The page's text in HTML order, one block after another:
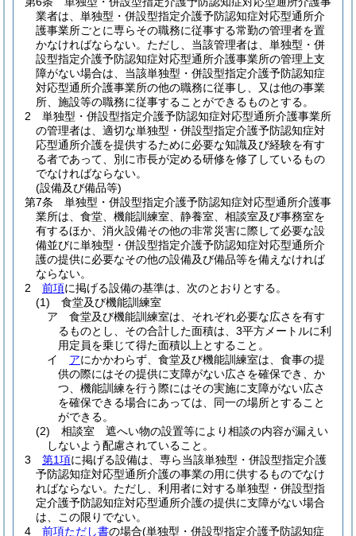
業者は、単独型・併設型指定介護予防認知症対応型通所介
護事業所ごとに専らその職務に従事する常勤の管理者を置
かなければならない。 ただし、当該管理者は、単独型・併
設型指定介護予防認知症対応型通所介護事業所の管理上支
障がない場合は、当該単独型・併設型指定介護予防認知症
対応型通所介護事業所の他の職務に従事し、又は他の事業
所、施設等の職務に従事することができるものとする。
2
単独型・併設型指定介護予防認知症対応型通所介護事業所
の管理者は、適切な単独型・併設型指定介護予防認知症対
応型通所介護を提供するために必要な知識及び経験を有す
る者であって、別に市長が定める研修を修了しているもの
でなければならない。
(設備及び備品等)
第7条
単独型・併設型指定介護予防認知症対応型通所介護事
業所は、食堂、機能訓練室、静養室、相談室及び事務室を
有するほか、消火設備その他の非常災害に際して必要な設
備並びに単独型・併設型指定介護予防認知症対応型通所介
護の提供に必要なその他の設備及び備品等を備えなければ
ならない。
2
前項に掲げる設備の基準は、次のとおりとする。
(1)
食堂及び機能訓練室
ア
食堂及び機能訓練室は、それぞれ必要な広さを有す
るものとし、その合計した面積は、3平方メートルに利
用定員を乗じて得た面積以上とすること。
イ
アにかかわらず、食堂及び機能訓練室は、食事の提
供の際にはその提供に支障がない広さを確保でき、か
つ、機能訓練を行う際にはその実施に支障がない広さ
を確保できる場合にあっては、同一の場所とすること
ができる。
(2)
相談室 遮へい物の設置等により相談の内容が漏えい
しないよう配慮されていること。
3
第1項に掲げる設備は、専ら当該単独型・併設型指定介護
予防認知症対応型通所介護の事業の用に供するものでなけ
ればならない。 ただし、利用者に対する単独型・併設型指
定介護予防認知症対応型通所介護の提供に支障がない場合
は、この限りでない。
4
前項ただし書の場合(単独型・併設型指定介護予防認知症